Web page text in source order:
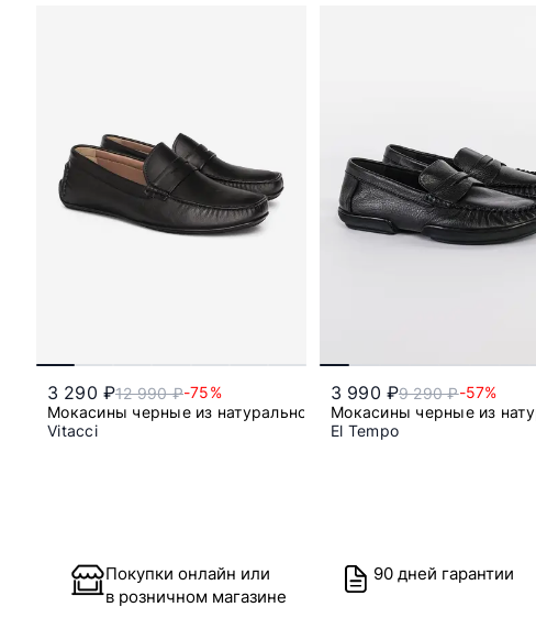
3 290 ₽12 990 ₽-75%
Мокасины черные из натуральной кожи
Vitacci
3 990 ₽9 290 ₽-57%
Мокасины черные из
El Tempo
Покупки онлайн или
в розничном магазине
90 дней гарантии